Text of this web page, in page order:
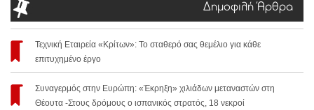
Δημοφιλή Άρθρα
Τεχνική Εταιρεία «Κρίτων»: Το σταθερό σας θεμέλιο για κάθε
επιτυχημένο έργο
Συναγερμός στην Ευρώπη: «Έκρηξη» χιλιάδων μεταναστών στη
Θέουτα -Στους δρόμους ο ισπανικός στρατός, 18 νεκροί